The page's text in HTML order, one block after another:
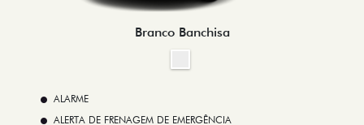
Branco Banchisa
ALARME
ALERTA DE FRENAGEM DE EMERGÊNCIA